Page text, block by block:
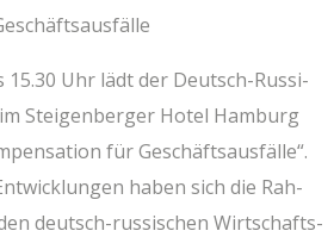
15.30 Uhr lädt der Deutsch-Rus­si­
Stei­gen­ber­ger Hotel Ham­burg
für Geschäfts­aus­fäl­le“.
haben sich die Rah­
deutsch-rus­si­schen Wirt­schafts­